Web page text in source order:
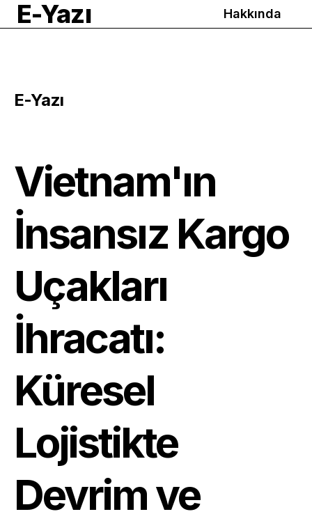
E-Yazı Hakkında
E-Yazı
Vietnam'ın
İnsansız Kargo
Uçakları
İhracatı:
Küresel
Lojistikte
Devrim ve